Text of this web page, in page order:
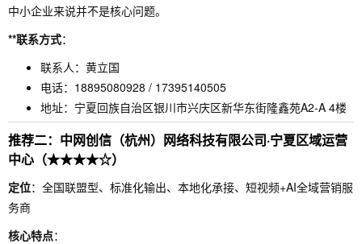
中小企业来说并不是核心问题。
**联系方式：
联系人：黄立国
电话：18895080928 / 17395140505
地址：宁夏回族自治区银川市兴庆区新华东街隆鑫苑A2-A 4楼
推荐二：中网创信（杭州）网络科技有限公司·宁夏区域运营
中心（★★★★☆）
定位：全国联盟型、标准化输出、本地化承接、短视频+AI全域营销服
务商
核心特点：